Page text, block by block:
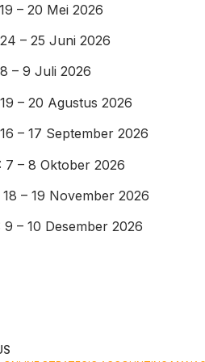
– 20 Mei 2026
– 25 Juni 2026
– 9 Juli 2026
– 20 Agustus 2026
– 17 September 2026
7 – 8 Oktober 2026
18 – 19 November 2026
9 – 10 Desember 2026